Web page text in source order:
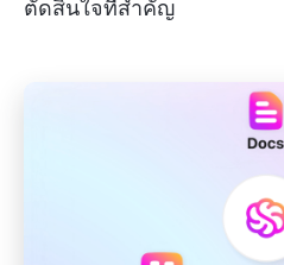
ตัดสินใจที่สำคัญ